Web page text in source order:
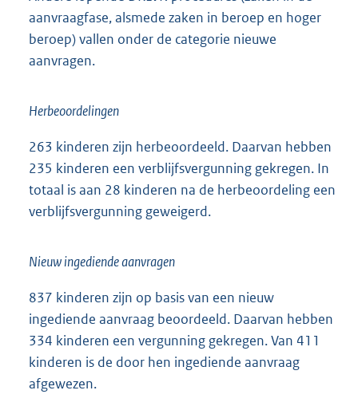
aanvraagfase, alsmede zaken in beroep en hoger
beroep) vallen onder de categorie nieuwe
aanvragen.
Herbeoordelingen
263 kinderen zijn herbeoordeeld. Daarvan hebben
235 kinderen een verblijfsvergunning gekregen. In
totaal is aan 28 kinderen na de herbeoordeling een
verblijfsvergunning geweigerd.
Nieuw ingediende aanvragen
837 kinderen zijn op basis van een nieuw
ingediende aanvraag beoordeeld. Daarvan hebben
334 kinderen een vergunning gekregen. Van 411
kinderen is de door hen ingediende aanvraag
afgewezen.